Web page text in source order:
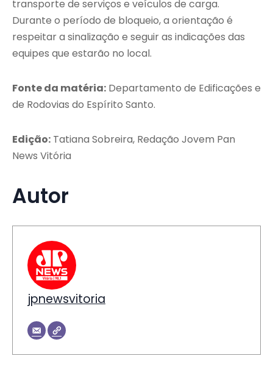
transporte de serviços e veículos de carga.
Durante o período de bloqueio, a orientação é
respeitar a sinalização e seguir as indicações das
equipes que estarão no local.
Fonte da matéria: Departamento de Edificações e
de Rodovias do Espírito Santo.
Edição: Tatiana Sobreira, Redação Jovem Pan
News Vitória
Autor
jpnewsvitoria